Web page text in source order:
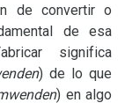
de convertir o
de esa
significa
) de lo que
) en algo